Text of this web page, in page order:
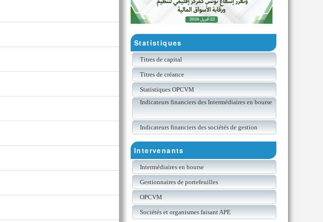
Statistiques
Titres de capital
Titres de créance
Statistiques OPCVM
Indicateurs financiers des Intermédiaires en bourse
Indicateurs financiers des sociétés de gestion
Intervenants
Intermédiaires en bourse
Gestionnaires de portefeuilles
OPCVM
Sociétés et organismes faisant APE